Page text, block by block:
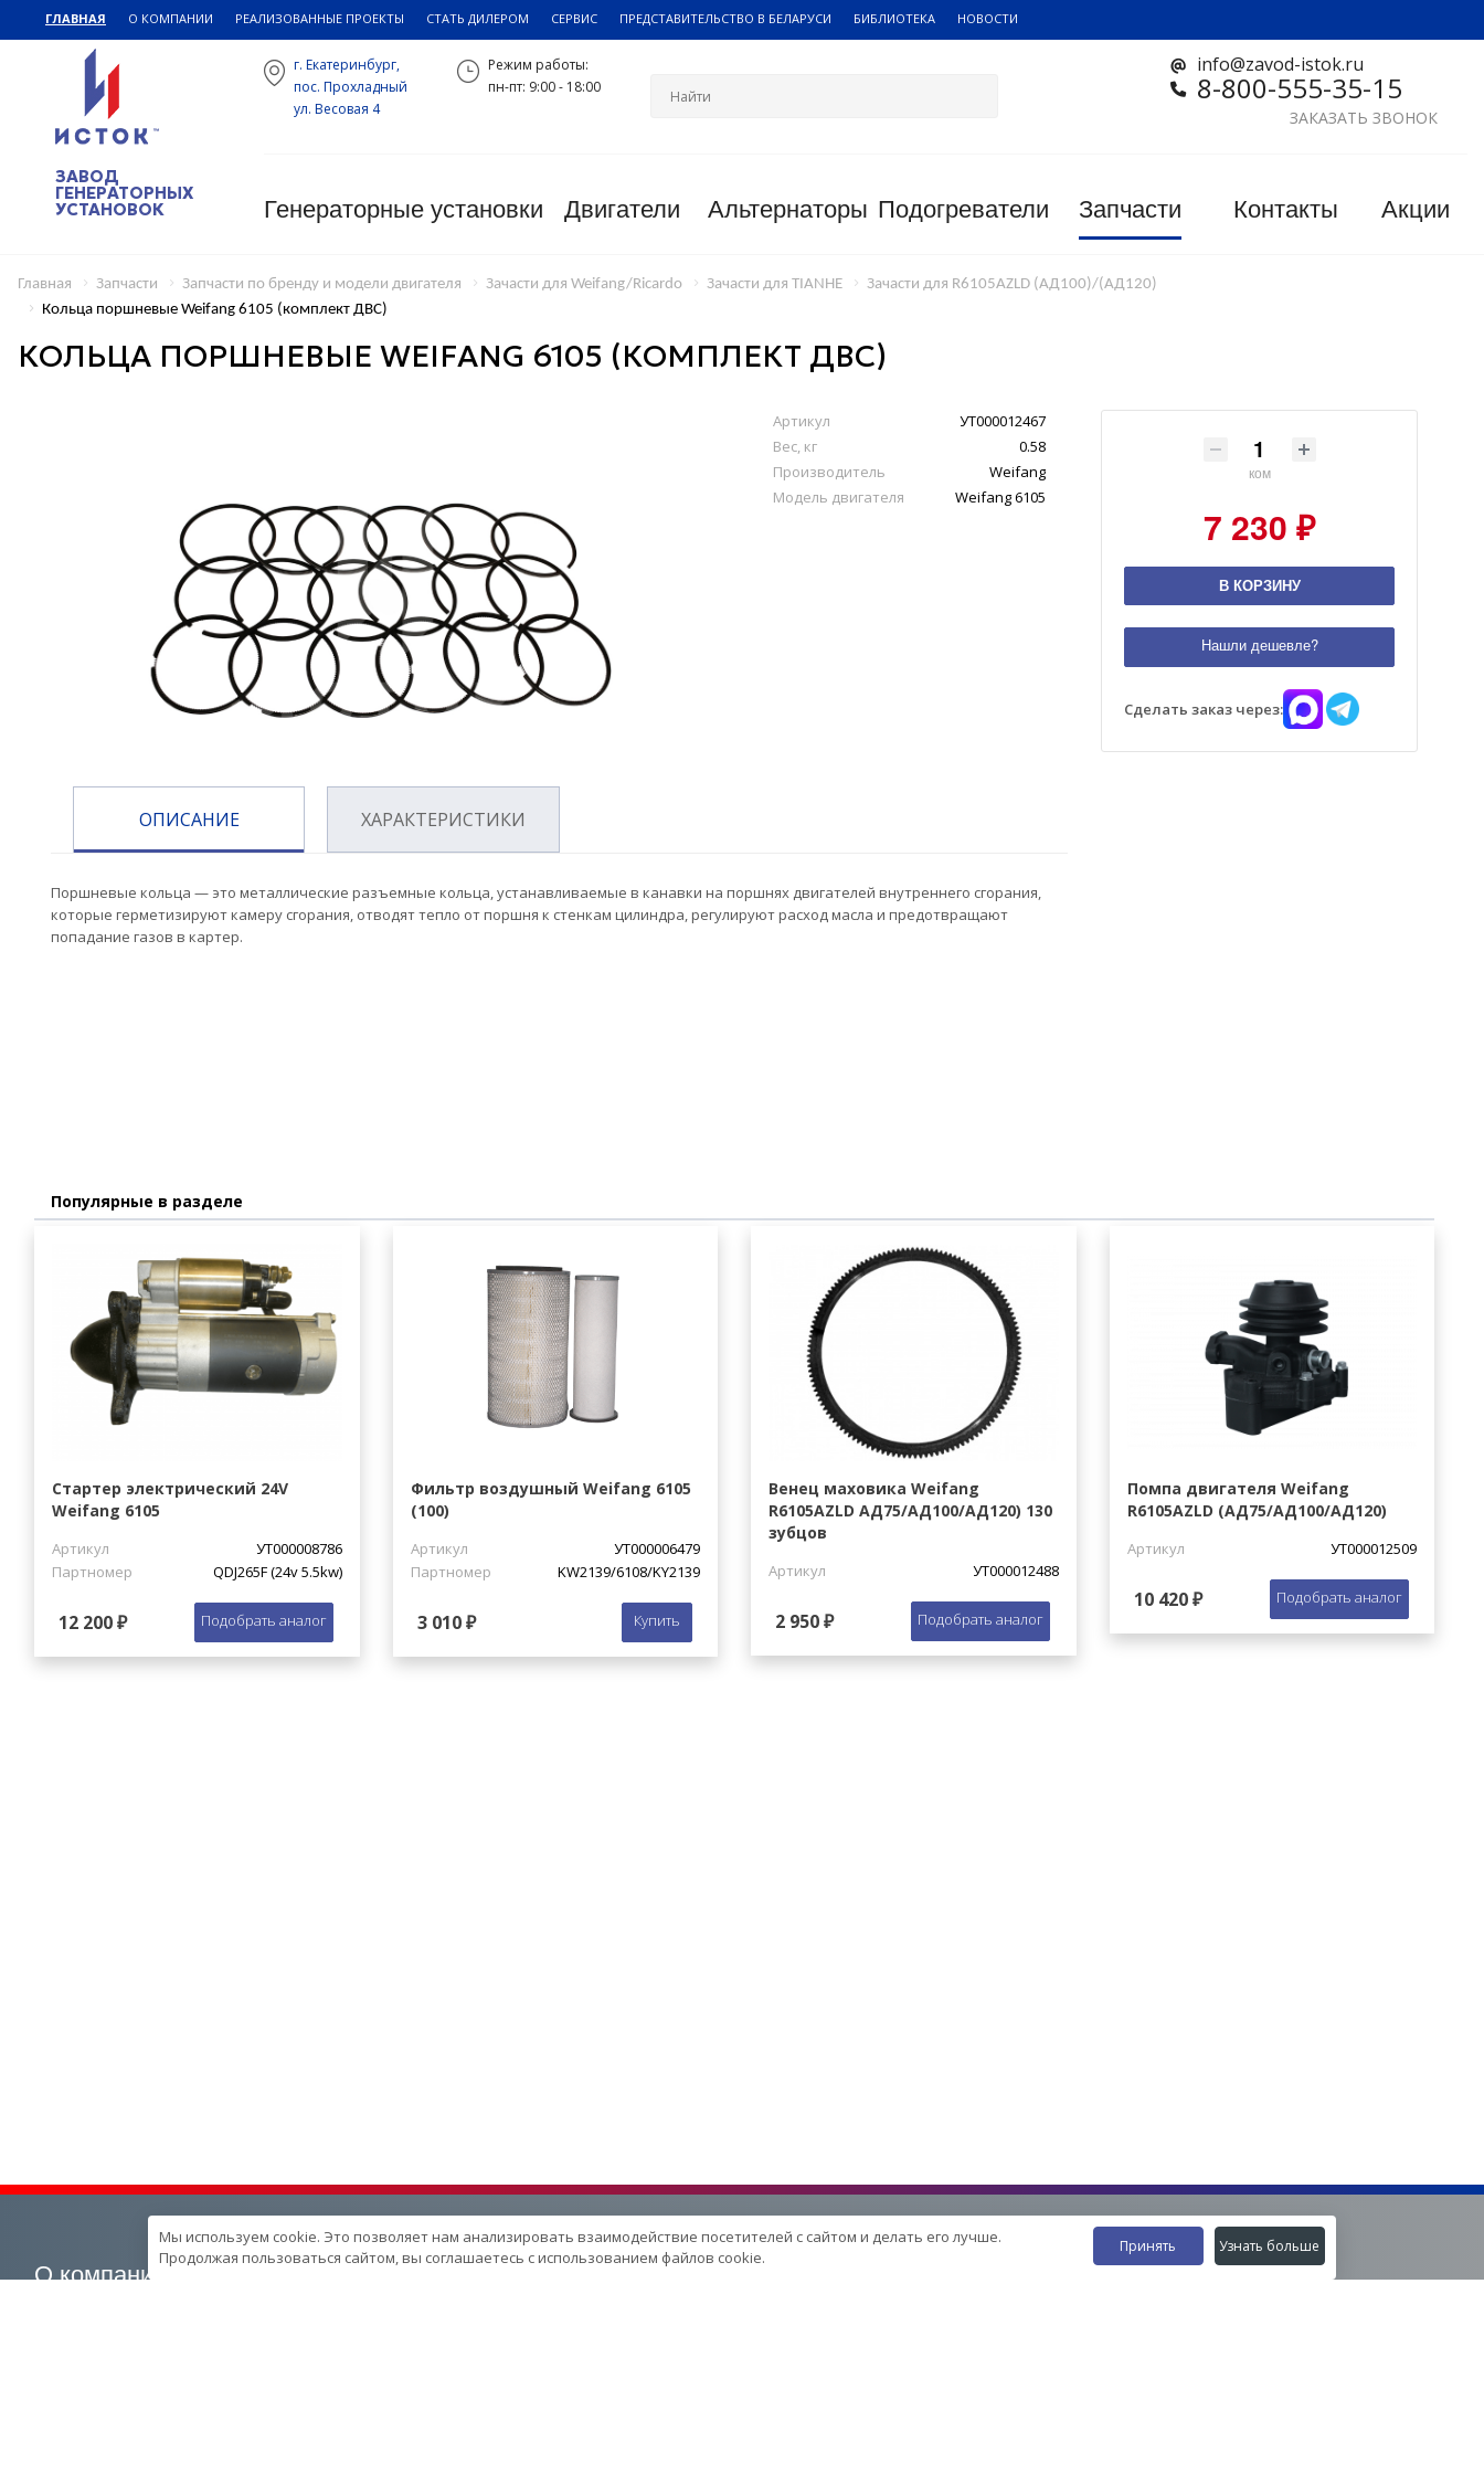
ГЛАВНАЯ О КОМПАНИИ РЕАЛИЗОВАННЫЕ ПРОЕКТЫ СТАТЬ ДИЛЕРОМ СЕРВИС ПРЕДСТАВИТЕЛЬСТВО В БЕЛАРУСИ БИБЛИОТЕКА НОВОСТИ
ЗАВОД
ГЕНЕРАТОРНЫХ
УСТАНОВОК
info@zavod-istok.ru
8-800-555-35-15
ЗАКАЗАТЬ ЗВОНОК
г. Екатеринбург,
пос. Прохладный
ул. Весовая 4
Режим работы:
пн-пт: 9:00 - 18:00
Генераторные установки Двигатели Альтернаторы Подогреватели Запчасти Контакты Акции
Главная Запчасти Запчасти по бренду и модели двигателя Зачасти для Weifang/Ricardo Зачасти для TIANHE
Зачасти для R6105AZLD (АД100)/(АД120)
Кольца поршневые Weifang 6105 (комплект ДВС)
КОЛЬЦА ПОРШНЕВЫЕ WEIFANG 6105 (КОМПЛЕКТ ДВС)
Артикул
УТ000012467
Вес, кг
0.58
Производитель
Weifang
Модель двигателя
Weifang 6105
ком
7 230 ₽
В КОРЗИНУ
Нашли дешевле?
Сделать заказ через:
ОПИСАНИЕ ХАРАКТЕРИСТИКИ
Поршневые кольца — это металлические разъемные кольца, устанавливаемые в канавки на поршнях двигателей внутреннего сгорания,
которые герметизируют камеру сгорания, отводят тепло от поршня к стенкам цилиндра, регулируют расход масла и предотвращают
попадание газов в картер.
Популярные в разделе
Стартер электрический 24V
Weifang 6105
Артикул
УТ000008786
Партномер
QDJ265F (24v 5.5kw)
12 200 ₽ Подобрать аналог
Фильтр воздушный Weifang 6105
(100)
Артикул
УТ000006479
Партномер
KW2139/6108/KY2139
3 010 ₽ Купить
Венец маховика Weifang
R6105AZLD АД75/АД100/АД120) 130
зубцов
Артикул УТ000012488
2 950 ₽ Подобрать аналог
Помпа двигателя Weifang
R6105AZLD (АД75/АД100/АД120)
Артикул УТ000012509
10 420 ₽ Подобрать аналог
О компании
Мы используем cookie. Это позволяет нам анализировать взаимодействие посетителей с сайтом и делать его лучше.
Продолжая пользоваться сайтом, вы соглашаетесь с использованием файлов cookie.
Принять Узнать больше